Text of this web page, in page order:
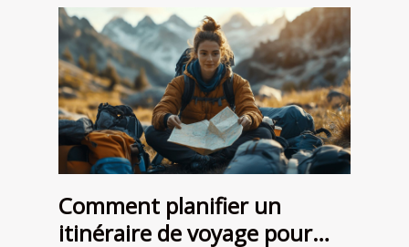
Comment planifier un
itinéraire de voyage pour